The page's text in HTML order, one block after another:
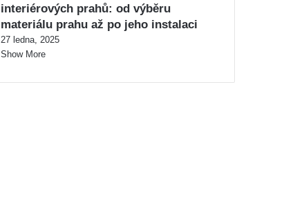
interiérových prahů: od výběru
materiálu prahu až po jeho instalaci
27 ledna, 2025
Show More